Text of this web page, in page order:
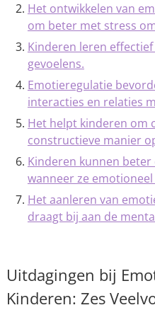
Het ontwikkelen van
om beter met stress
Kinderen leren
gevoelens.
Emotieregulatie
interacties en relaties
Het helpt kinderen om
constructieve manier
Kinderen kunnen
wanneer ze
Het aanleren van
draagt bij aan de
Uitdagingen bij
Kinderen: Zes